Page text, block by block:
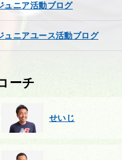
ュニア活動ブログ
ュニアユース活動ブログ
ーチ
せいじ